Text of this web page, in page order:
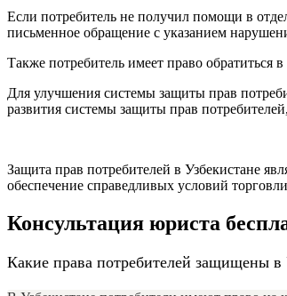
Если потребитель не получил помощи в
письменное обращение с указанием
Также потребитель имеет право обратиться
Для улучшения системы защиты прав
развития системы защиты прав
Защита прав потребителей в Узбекистане
обеспечение справедливых условий
Консультация юриста
Какие права потребителей защищены в